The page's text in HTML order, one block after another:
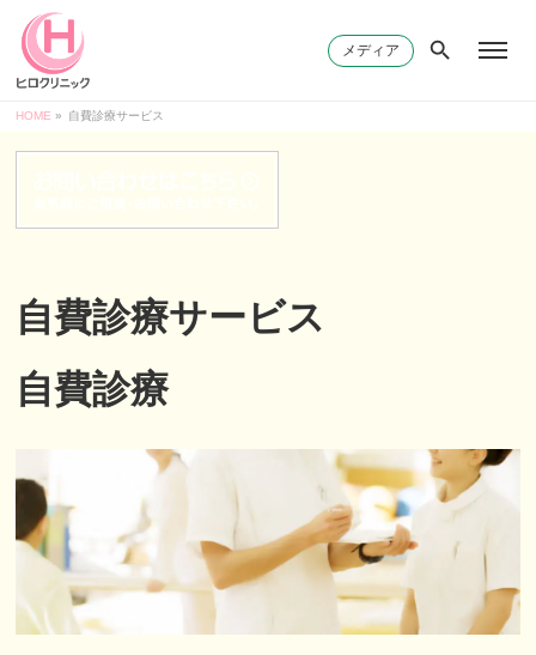
メディア
HOME » 自費診療サービス
自費診療サービス
自費診療